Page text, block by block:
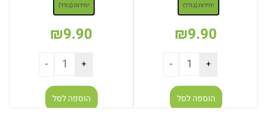
יחידות (בודד)
₪9.90
הוספה לסל
יחידות (בודד)
₪9.90
הוספה לסל